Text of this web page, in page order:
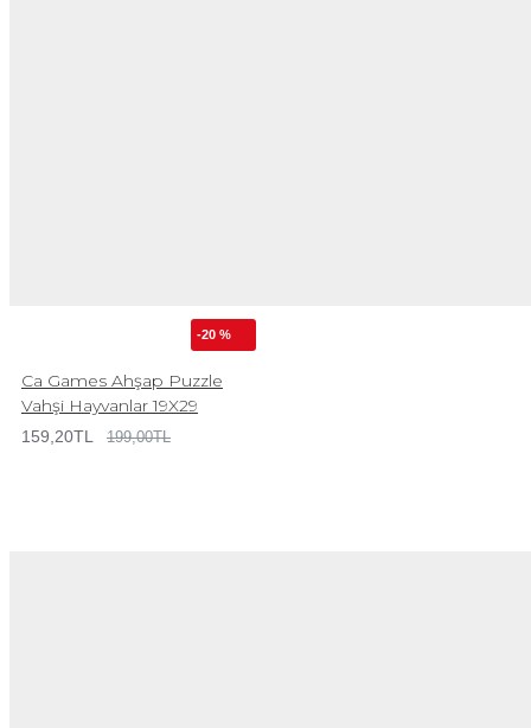
-20 %
Ca Games Ahşap Puzzle
Vahşi Hayvanlar 19X29
159,20TL 199,00TL